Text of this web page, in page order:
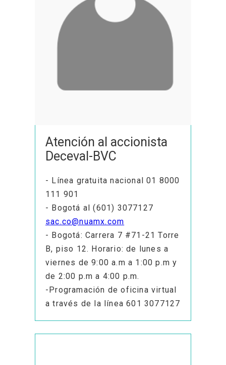
Atención al accionista
Deceval-BVC
- Línea gratuita nacional 01 8000
111 901
- Bogotá al (601) 3077127
sac.co@nuamx.com
- Bogotá: Carrera 7 #71-21 Torre
B, piso 12. Horario: de lunes a
viernes de 9:00 a.m a 1:00 p.m y
de 2:00 p.m a 4:00 p.m.
-Programación de oficina virtual
a través de la línea 601 3077127